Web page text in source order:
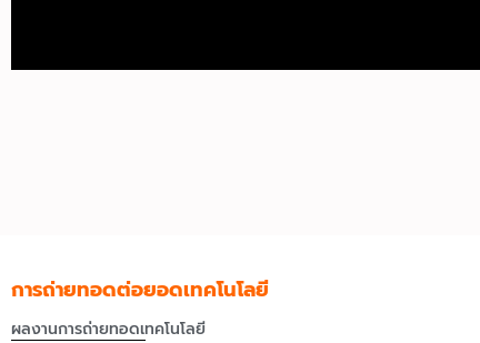
การถ่ายทอดต่อยอดเทคโนโลยี
ผลงานการถ่ายทอดเทคโนโลยี